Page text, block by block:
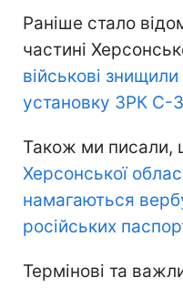
Раніше стало
частині
військові
установку ЗРК С-
Також ми писали,
Херсонської
намагаються
російських
Термінові та